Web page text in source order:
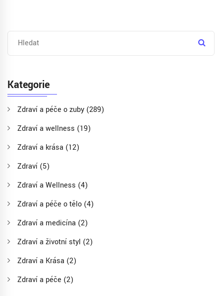
Kategorie
Zdraví a péče o zuby (289)
Zdraví a wellness (19)
Zdraví a krása (12)
Zdraví (5)
Zdraví a Wellness (4)
Zdraví a péče o tělo (4)
Zdraví a medicína (2)
Zdraví a životní styl (2)
Zdraví a Krása (2)
Zdraví a péče (2)